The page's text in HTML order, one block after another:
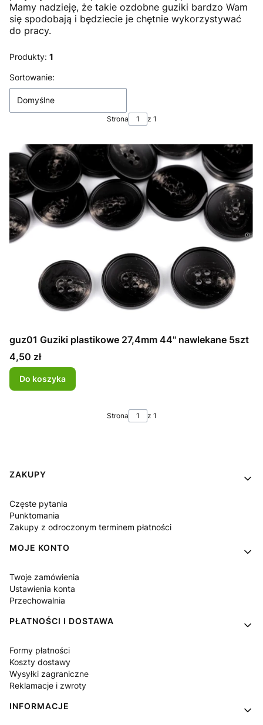
Mamy nadzieję, że takie ozdobne guziki bardzo Wam
się spodobają i będziecie je chętnie wykorzystywać
do pracy.
Produkty: 1
Lista produktów
Sortowanie:
Domyślne
Strona z 1
guz01 Guziki plastikowe 27,4mm 44'' nawlekane 5szt
Cena
4,50 zł
Do koszyka
Strona z 1
Linki w stopce
ZAKUPY
Częste pytania
Punktomania
Zakupy z odroczonym terminem płatności
MOJE KONTO
Twoje zamówienia
Ustawienia konta
Przechowalnia
PŁATNOŚCI I DOSTAWA
Formy płatności
Koszty dostawy
Wysyłki zagraniczne
Reklamacje i zwroty
INFORMACJE